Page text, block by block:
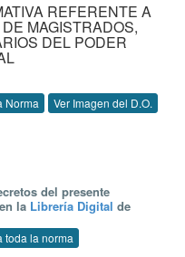
REFERENTE A
MAGISTRADOS,
DEL PODER
Norma Ver Imagen del D.O.
del presente
la Librería Digital de
toda la norma